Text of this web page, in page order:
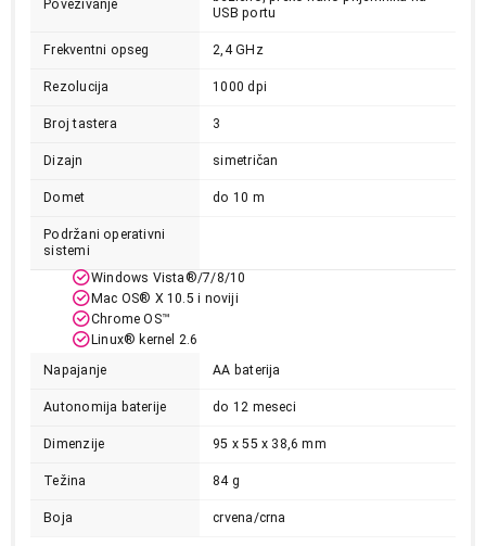
Povezivanje
USB portu
Frekventni opseg 2,4 GHz
Rezolucija 1000 dpi
Broj tastera 3
Dizajn simetričan
Domet do 10 m
Podržani operativni
sistemi
Windows Vista®/7/8/10
Mac OS® X 10.5 i noviji
Chrome OS™
Linux® kernel 2.6
Napajanje
AA baterija
Autonomija baterije do 12 meseci
Dimenzije 95 x 55 x 38,6 mm
Težina 84 g
Boja crvena/crna